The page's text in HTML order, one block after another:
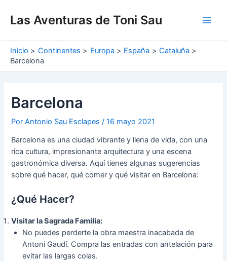
Las Aventuras de Toni Sau
Inicio Continentes Europa España
Cataluña
Barcelona
Barcelona
PorAntonio Sau Esclapes/16 mayo 2021
Barcelona es una ciudad vibrante y llena de vida, con una
rica cultura, impresionante arquitectura y una escena
gastronómica diversa. Aquí tienes algunas sugerencias
sobre qué hacer, qué comer y qué visitar en Barcelona:
¿Qué Hacer?
Visitar la Sagrada Familia:
No puedes perderte la obra maestra inacabada de
Antoni Gaudí. Compra las entradas con antelación para
evitar las largas colas.
de